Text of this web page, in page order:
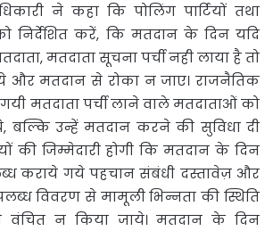
ने कहा कि पोलिंग पार्टियों तथा
निर्देशित करें, कि मतदान के दिन यदि
मतदाता सूचना पर्ची नही लाया है तो
और मतदान से रोका न जाए। राजनैतिक
गयी मतदाता पर्ची लाने वाले मतदाताओं को
बल्कि उन्हें मतदान करने की सुविधा दी
की जिम्मेदारी होगी कि मतदान के दिन
कराये गये पहचान संबंधी दस्तावेज़ और
विवरण से मामूली भिन्नता की स्थिति
न किया जाये। मतदान के दिन